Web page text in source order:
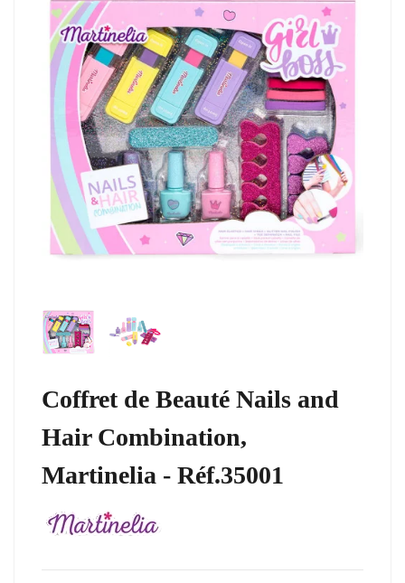
Coffret de Beauté Nails and
Hair Combination,
Martinelia - Réf.35001